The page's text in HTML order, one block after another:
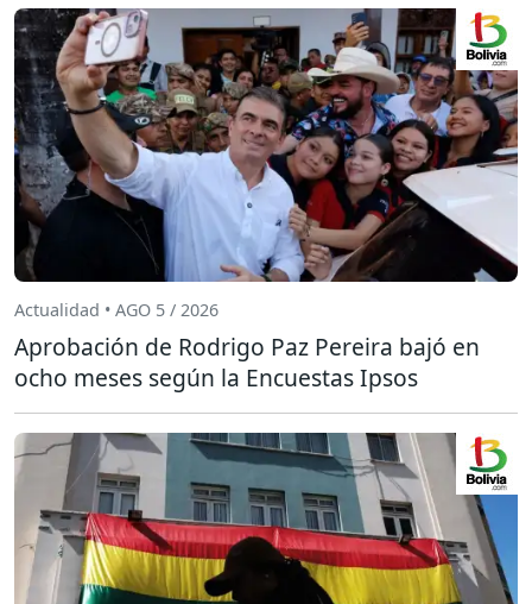
Actualidad • AGO 5 / 2026
Aprobación de Rodrigo Paz Pereira bajó en
ocho meses según la Encuestas Ipsos